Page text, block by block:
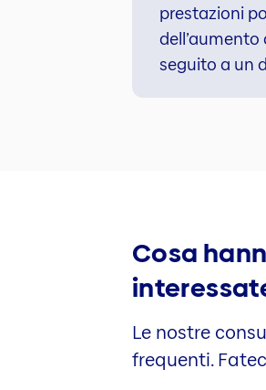
prestazioni
seguito a un
Cosa
Le nostre
frequenti.